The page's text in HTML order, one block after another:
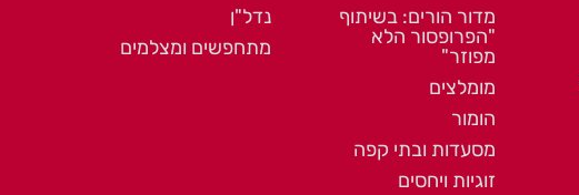
מדור הורים: בשיתוף
"הפרופסור הלא
מפוזר"
מומלצים
הומור
מסעדות ובתי קפה
זוגיות ויחסים
נדל"ן
מתחפשים ומצלמים